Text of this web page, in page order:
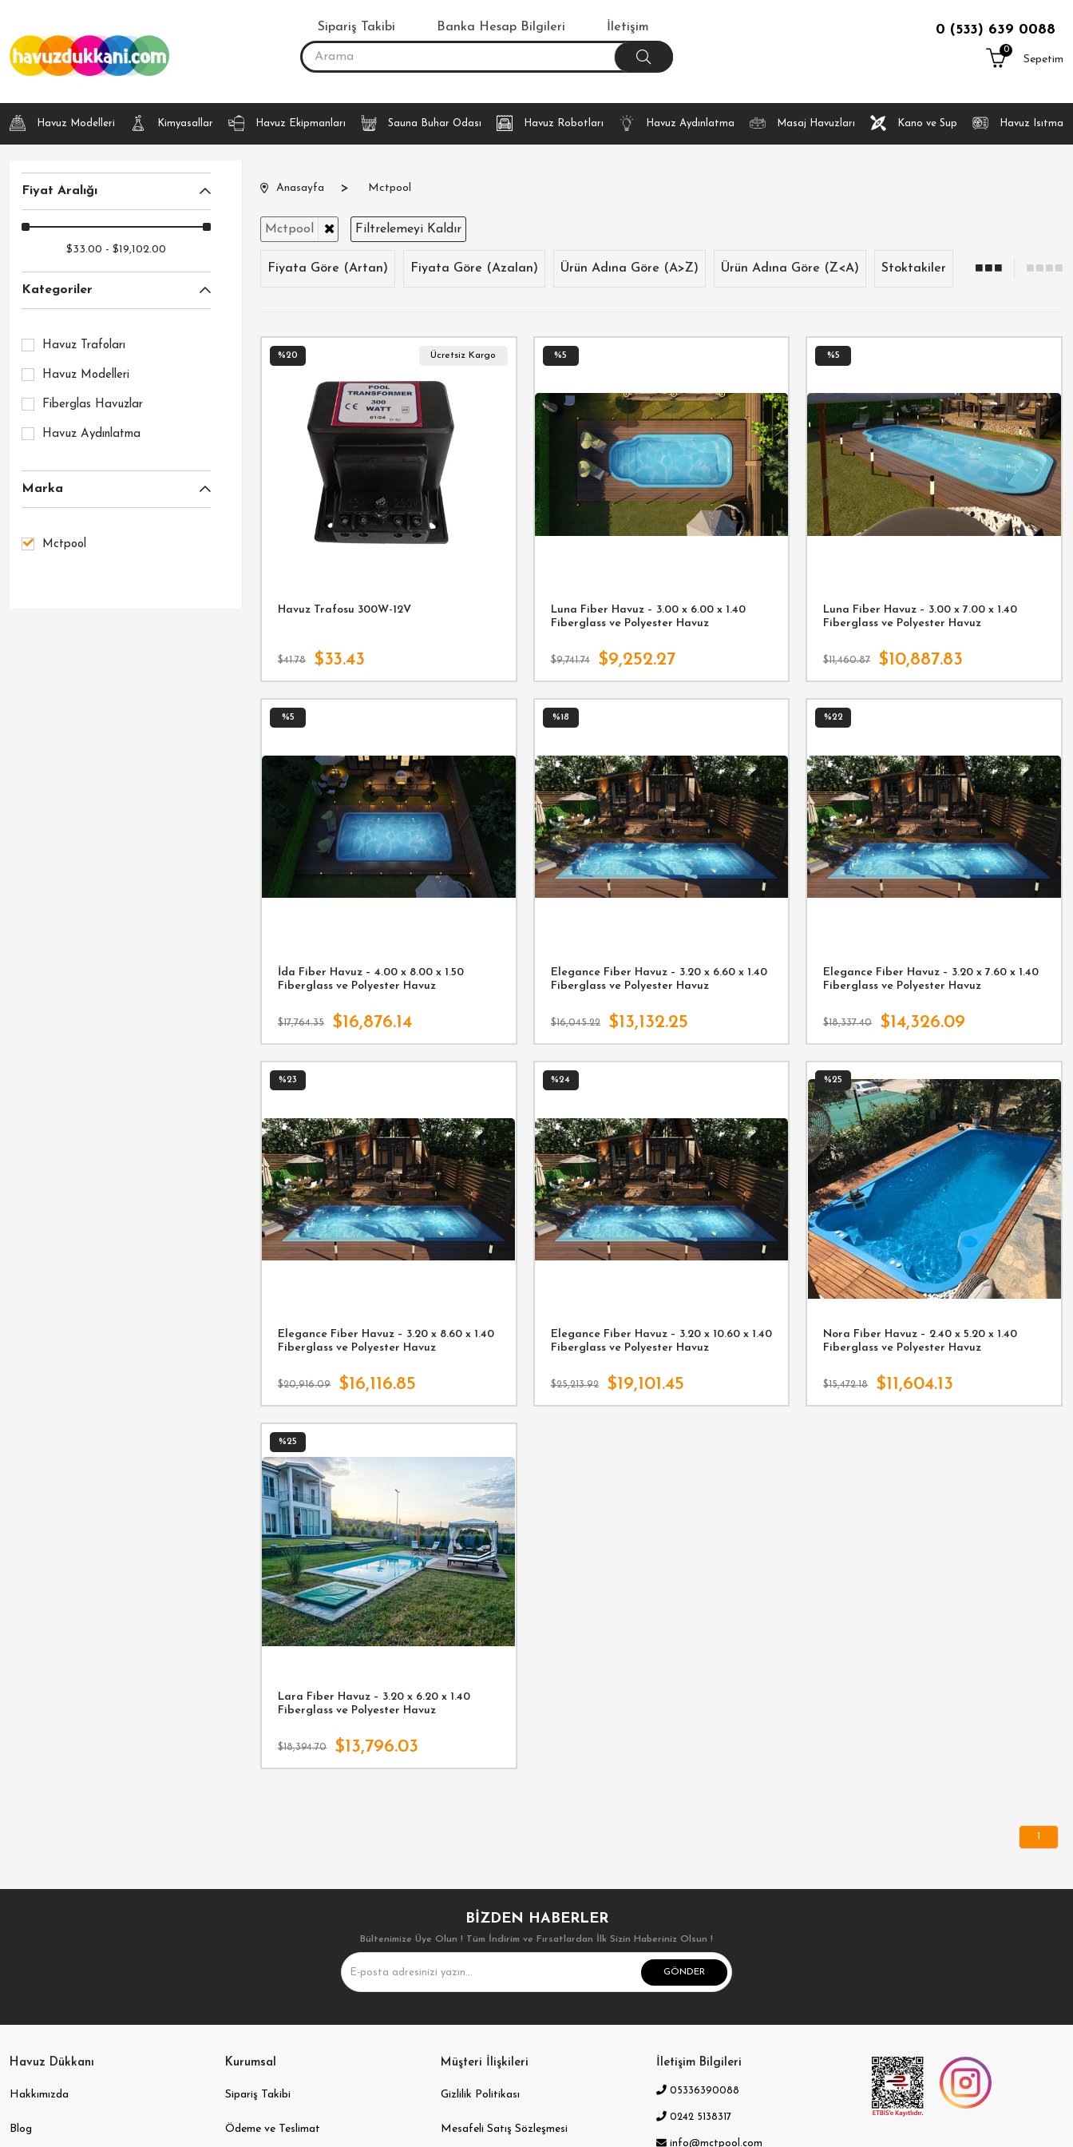
0 (533) 639 0088
Sepetim
0
Sipariş Takibi Banka Hesap Bilgileri İletişim
Havuz Modelleri Kimyasallar Havuz Ekipmanları Sauna Buhar Odası Havuz Robotları Havuz Aydınlatma Masaj Havuzları Kano ve Sup Havuz Isıtma
Fiyat Aralığı
$33.00 - $19,102.00
Kategoriler
Havuz Trafoları
Havuz Modelleri
Fiberglas Havuzlar
Havuz Aydınlatma
Marka
Mctpool
Anasayfa Mctpool
Mctpool Filtrelemeyi Kaldır
Fiyata Göre (Artan) Fiyata Göre (Azalan) Ürün Adına Göre (A>Z) Ürün Adına Göre (Z<A) Stoktakiler
Havuz Trafosu 300W-12V
$33.43
$41.78
Ücretsiz Kargo
%20
Luna Fiber Havuz – 3.00 x 6.00 x 1.40
Fiberglass ve Polyester Havuz
$9,252.27
$9,741.74
%5
Luna Fiber Havuz – 3.00 x 7.00 x 1.40
Fiberglass ve Polyester Havuz
$10,887.83
$11,460.87
%5
İda Fiber Havuz – 4.00 x 8.00 x 1.50
Fiberglass ve Polyester Havuz
$16,876.14
$17,764.35
%5
Elegance Fiber Havuz – 3.20 x 6.60 x 1.40
Fiberglass ve Polyester Havuz
$13,132.25
$16,045.22
%18
Elegance Fiber Havuz – 3.20 x 7.60 x 1.40
Fiberglass ve Polyester Havuz
$14,326.09
$18,337.40
%22
Elegance Fiber Havuz – 3.20 x 8.60 x 1.40
Fiberglass ve Polyester Havuz
$16,116.85
$20,916.09
%23
Elegance Fiber Havuz – 3.20 x 10.60 x 1.40
Fiberglass ve Polyester Havuz
$19,101.45
$25,213.92
%24
Nora Fiber Havuz – 2.40 x 5.20 x 1.40
Fiberglass ve Polyester Havuz
$11,604.13
$15,472.18
%25
Lara Fiber Havuz – 3.20 x 6.20 x 1.40
Fiberglass ve Polyester Havuz
$13,796.03
$18,394.70
%25
1
BIZDEN HABERLER
Bültenimize Üye Olun ! Tüm İndirim ve Fırsatlardan İlk Sizin Haberiniz Olsun !
GÖNDER
Havuz Dükkanı
Hakkımızda
Blog
Kurumsal
Sipariş Takibi
Ödeme ve Teslimat
Müşteri İlişkileri
Gizlilik Politikası
Mesafeli Satış Sözleşmesi
İletişim Bilgileri
05336390088
0242 5138317
info@mctpool.com